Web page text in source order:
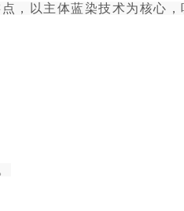
，以主体蓝染技术为核心，